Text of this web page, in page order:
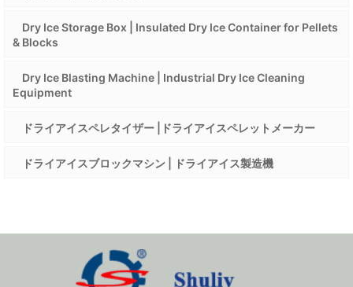
Dry Ice Storage Box | Insulated Dry Ice Container for Pellets
& Blocks
Dry Ice Blasting Machine | Industrial Dry Ice Cleaning
Equipment
ドライアイスペレタイザー |ドライアイスペレットメーカー
ドライアイスブロックマシン | ドライアイス製造機